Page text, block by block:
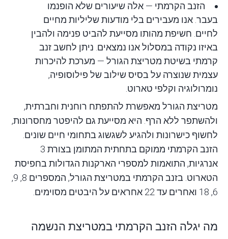
הזנב הקרמתי — אלה שיעורים שלא הופנמו
בעבר . אנו מעבירים בלי מודעות שליליות מחיים
לחיים. חשיפת מהותו מסייעת להביט פנימה ולהבין
באיזו נקודה במסלול אנו נמצאים. ניתן לחשב זנב
קרמתי בשיטת מטריצת הגורל — מערכת להיכרות
עצמית שנוצרה על בסיס שילוב של פילוסופיה,
נומרולוגיה וקלפי טארוט.
מטריצת הגורל מאפשרת להתפתח רוחנית וחברתית,
ולהשתפר ללא הרף. היא מסייעת גם להיפטר מחסרונות,
לחשוף כישרונות ולהגיע לשגשוג בתחומי חיים שונים.
הזנב הקרמתי ממוקם בתחתית המתומן בצורת 3
אנרגיות, התואמות למספרי הארקנות הגדולות בחפיסת
הטארוט. בזנב הקרמתי במטריצת הגורל, המספרים 8, 9,
6, 18 ואחרים עד 22 אחראים על היבטים מסוימים.
מה יגלה הזנב הקרמתי במטריצת הנשמה